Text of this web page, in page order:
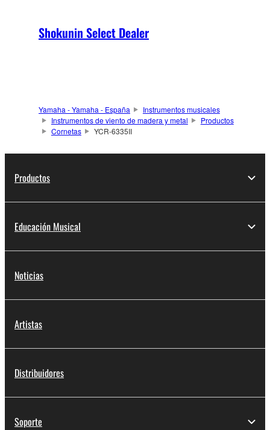
Shokunin Select Dealer
Yamaha - Yamaha - España
Instrumentos musicales
Instrumentos de viento de madera y metal
Productos
Cornetas
YCR-6335II
Productos
Educación Musical
Noticias
Artistas
Distribuidores
Soporte